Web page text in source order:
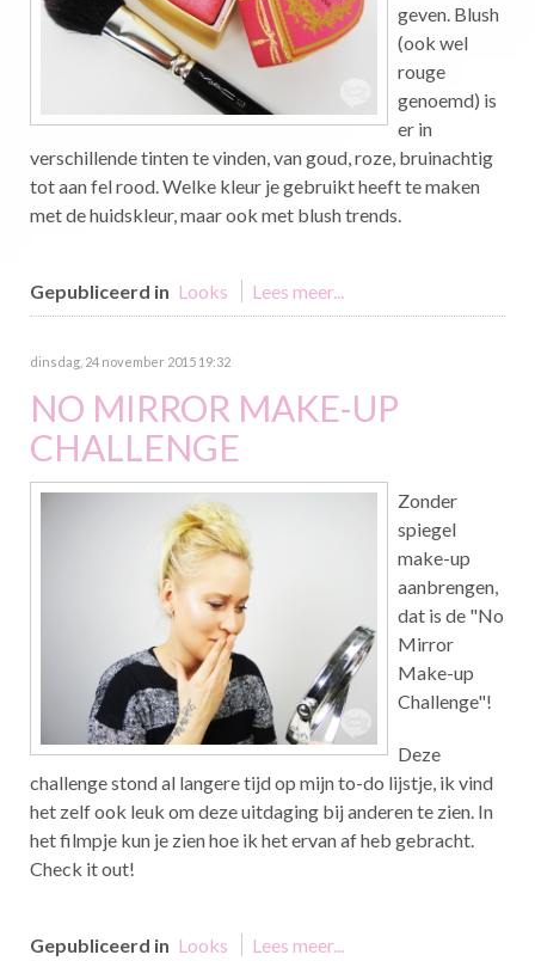
geven. Blush
(ook wel
rouge
genoemd) is
er in
verschillende tinten te vinden, van goud, roze, bruinachtig
tot aan fel rood. Welke kleur je gebruikt heeft te maken
met de huidskleur, maar ook met blush trends.
Gepubliceerd in Looks Lees meer...
dinsdag, 24 november 2015 19:32
NO MIRROR MAKE-UP
CHALLENGE
Zonder
spiegel
make-up
aanbrengen,
dat is de "No
Mirror
Make-up
Challenge"!
Deze
challenge stond al langere tijd op mijn to-do lijstje, ik vind
het zelf ook leuk om deze uitdaging bij anderen te zien. In
het filmpje kun je zien hoe ik het ervan af heb gebracht.
Check it out!
Gepubliceerd in Looks Lees meer...